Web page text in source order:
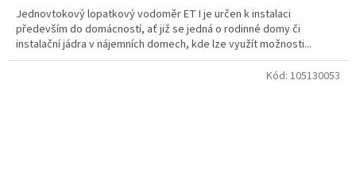
Jednovtokový lopatkový vodoměr ET I je určen k instalaci
především do domácností, ať již se jedná o rodinné domy či
instalační jádra v nájemních domech, kde lze využít možnosti...
Kód: 105130053